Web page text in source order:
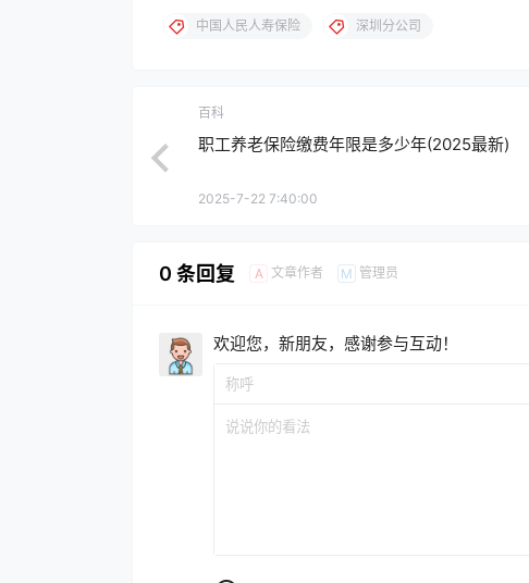
中国人民人寿保险 深圳分公司
百科
职工养老保险缴费年限是多少年(2025最新)
2025-7-22 7:40:00
0 条回复 A 文章作者 M 管理员
欢迎您，新朋友，感谢参与互动！